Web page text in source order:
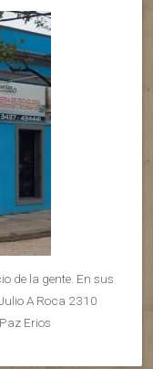
de la gente. En sus
A Roca 2310
Erios